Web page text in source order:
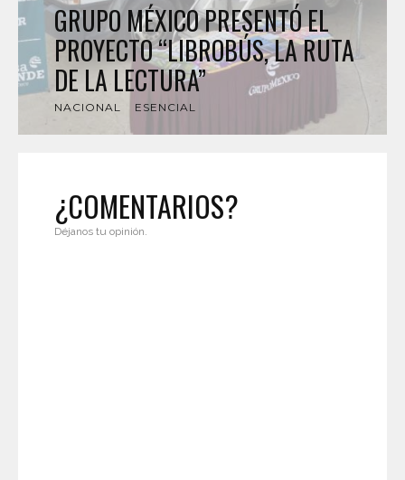
GRUPO MÉXICO PRESENTÓ EL
PROYECTO “LIBROBÚS, LA RUTA
DE LA LECTURA”
NACIONAL ESENCIAL
¿COMENTARIOS?
Déjanos tu opinión.